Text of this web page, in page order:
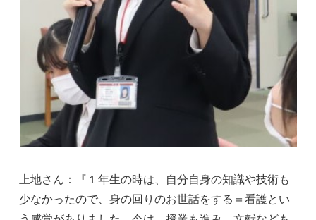
上地さん：『１年生の時は、自分自身の知識や技術も
少なかったので、身の回りのお世話をする＝看護とい